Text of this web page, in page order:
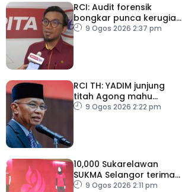
RCI: Audit forensik
bongkar punca kerugian,
kelemahan tadbir urus TH
9 Ogos 2026 2:37 pm
RCI TH: YADIM junjung
titah Agong mahu
siasatan tanpa
9 Ogos 2026 2:22 pm
10,000 Sukarelawan
SUKMA Selangor terima
elaun RM100 sehari
9 Ogos 2026 2:11 pm